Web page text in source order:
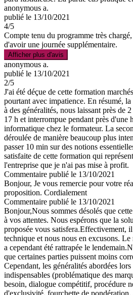
anonymous a.
publié le 13/10/2021
4/5
Compte tenu du programme très
d'avoir une journée supplémentaire.
Afficher plus d'avis
anonymous a.
publié le 13/10/2021
2/5
J'ai été déçue de cette formation
pourtant avec impatience. En résumé, la
à des généralités, nous laissant près de
17 h et interrompue pendant près d'une
informatique chez le formateur. La
déroulée de manière beaucoup plus
passer 10 min sur des notions
satisfaite de cette formation qui
l'entreprise que je n'ai pas mise à profit.
Commentaire publié le 13/10/2021
Bonjour, Je vous remercie pour votre
proposition. Cordialement
Commentaire publié le 13/10/2021
Bonjour,Nous sommes désolés que
à vos attentes. Nous espérons que la
proposée vous satisfera.Effectivement,
technique et nous nous en excusons.
a cependant été rattrapée le
que certaines parties puissent moins
Cependant, les généralités abordées
indispensables (problématique des
besoin, dialogue compétitif, procédure
d'exclusivité, fourchette de